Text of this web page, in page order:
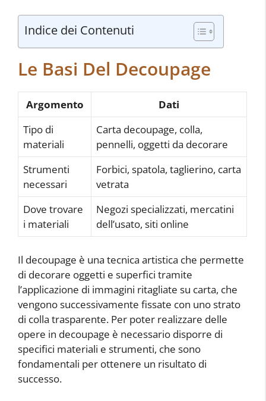
Indice dei Contenuti
Le Basi Del Decoupage
Argomento
Dati
Tipo di
materiali
Carta decoupage, colla,
pennelli, oggetti da decorare
Strumenti
necessari
Forbici, spatola, taglierino, carta
vetrata
Dove trovare
i materiali
Negozi specializzati, mercatini
dell’usato, siti online
Il decoupage è una tecnica artistica che permette
di decorare oggetti e superfici tramite
l’applicazione di immagini ritagliate su carta, che
vengono successivamente fissate con uno strato
di colla trasparente. Per poter realizzare delle
opere in decoupage è necessario disporre di
specifici materiali e strumenti, che sono
fondamentali per ottenere un risultato di
successo.